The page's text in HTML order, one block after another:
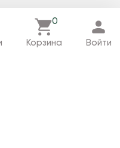
0
Корзина Войти